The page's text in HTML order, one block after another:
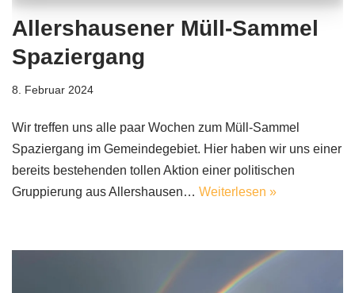
Allershausener Müll-Sammel
Spaziergang
8. Februar 2024
Wir treffen uns alle paar Wochen zum Müll-Sammel
Spaziergang im Gemeindegebiet. Hier haben wir uns einer
bereits bestehenden tollen Aktion einer politischen
Gruppierung aus Allershausen… Weiterlesen »